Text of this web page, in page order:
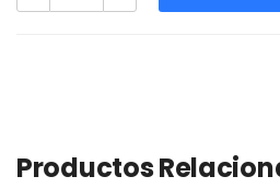
Productos